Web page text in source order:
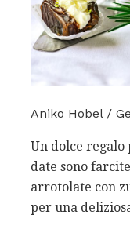
Aniko Hobel /
Un dolce regalo
date sono
arrotolate con
per una